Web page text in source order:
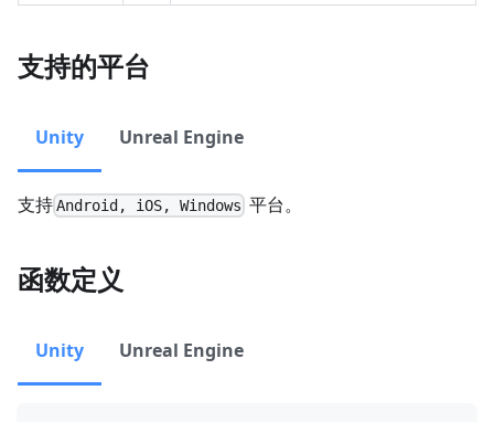
支持的平台
Unity Unreal Engine
支持Android, iOS, Windows 平台。
函数定义
Unity Unreal Engine